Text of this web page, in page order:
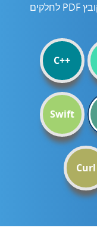
REST API. פצל בקלות שניים או יותר קובץ PDF לחלקים
C++
Swift
Curl